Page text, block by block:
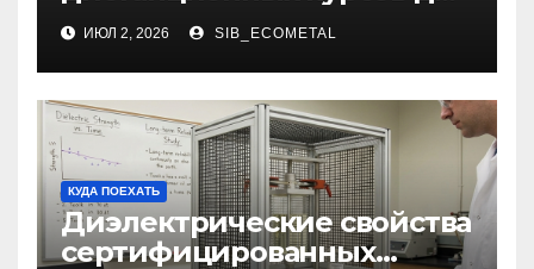
изучения актуальных
специальностей
ИЮЛ 2, 2026 SIB_ECOMETAL
КУДА ПОЕХАТЬ
Диэлектрические свойства
сертифицированных